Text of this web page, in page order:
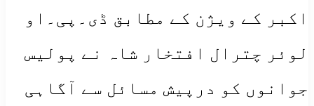
اکبر کے ویژن کے مطابق ڈی۔پی۔او
لوئر چترال افتخار شاہ نے پولیس
جوانوں کو درپیش مسائل سے آگاہی